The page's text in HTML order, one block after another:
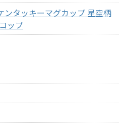
ンタッキーマグカップ 星空柄
ップ